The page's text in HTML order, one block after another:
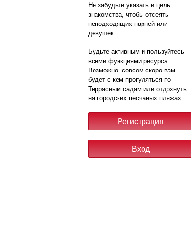
Не забудьте указать и цель
знакомства, чтобы отсеять
неподходящих парней или
девушек.
Будьте активным и пользуйтесь
всеми функциями ресурса.
Возможно, совсем скоро вам
будет с кем прогуляться по
Террасным садам или отдохнуть
на городских песчаных пляжах.